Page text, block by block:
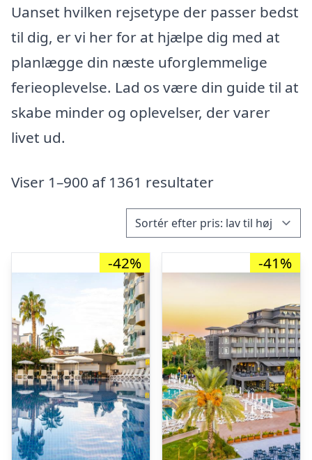
Uanset hvilken rejsetype der passer bedst
til dig, er vi her for at hjælpe dig med at
planlægge din næste uforglemmelige
ferieoplevelse. Lad os være din guide til at
skabe minder og oplevelser, der varer
livet ud.
Viser 1–900 af 1361 resultater
-42% -41%